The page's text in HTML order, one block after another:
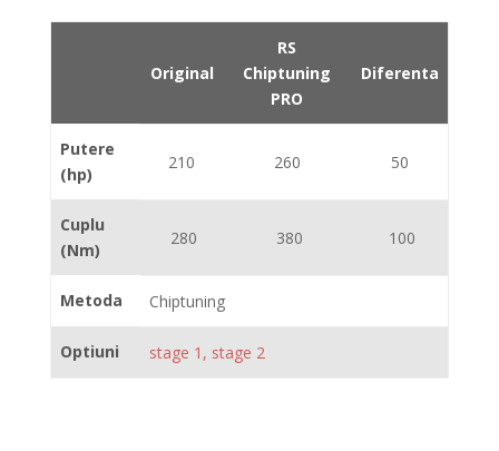
Original
RS
Chiptuning
PRO
Diferenta
Putere
(hp)
210 260 50
Cuplu
(Nm)
280 380 100
Metoda Chiptuning
Optiuni stage 1, stage 2